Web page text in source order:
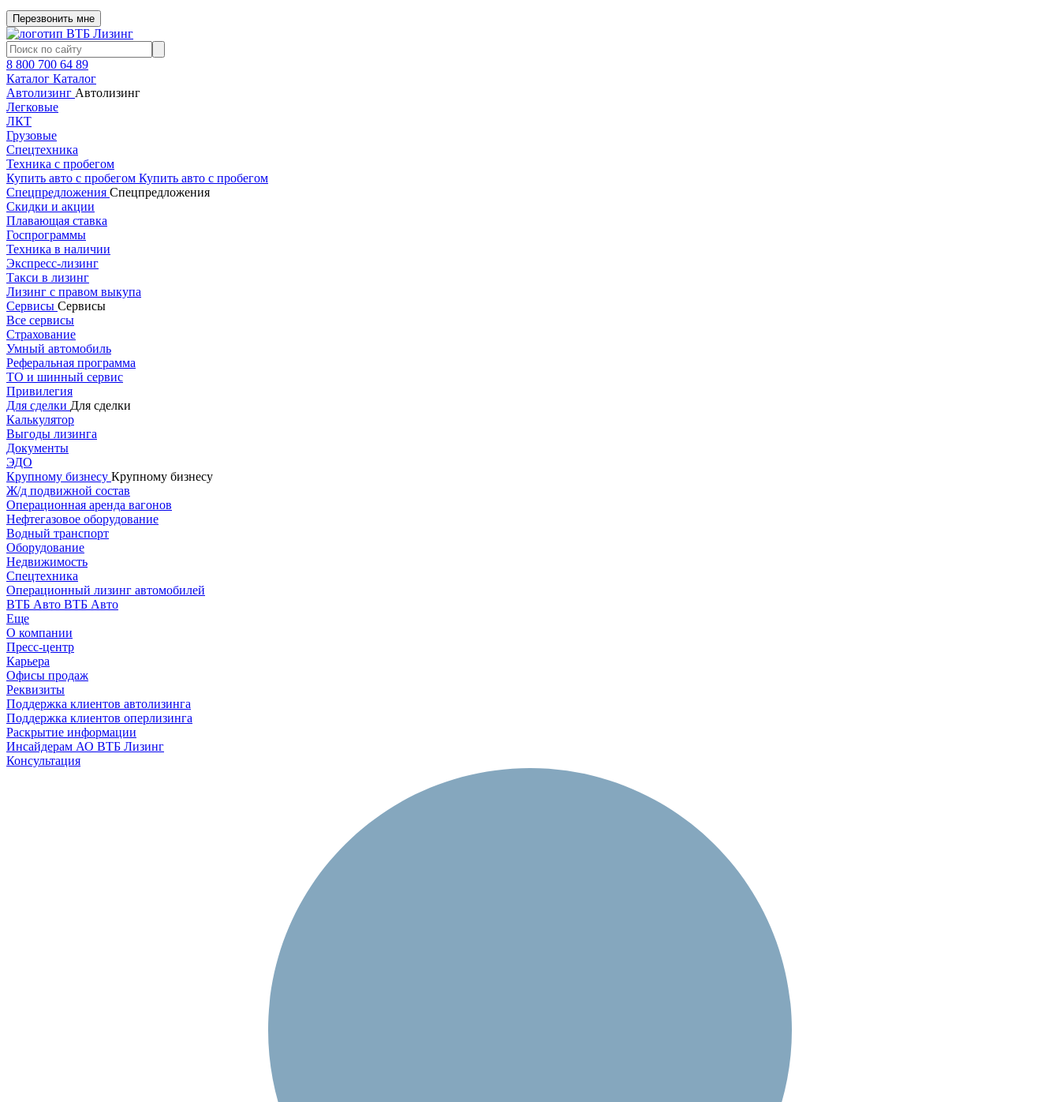
Перезвонить мне
8 800 700 64 89
Каталог Каталог
Автолизинг Автолизинг
Легковые
ЛКТ
Грузовые
Спецтехника
Техника с пробегом
Купить авто с пробегом Купить авто с пробегом
Спецпредложения Спецпредложения
Скидки и акции
Плавающая ставка
Госпрограммы
Техника в наличии
Экспресс-лизинг
Такси в лизинг
Лизинг с правом выкупа
Сервисы Сервисы
Все сервисы
Страхование
Умный автомобиль
Реферальная программа
ТО и шинный сервис
Привилегия
Для сделки Для сделки
Калькулятор
Выгоды лизинга
Документы
ЭДО
Крупному бизнесу Крупному бизнесу
Ж/д подвижной состав
Операционная аренда вагонов
Нефтегазовое оборудование
Водный транспорт
Оборудование
Недвижимость
Спецтехника
Операционный лизинг автомобилей
ВТБ Авто ВТБ Авто
Еще
О компании
Пресс-центр
Карьера
Офисы продаж
Реквизиты
Поддержка клиентов автолизинга
Поддержка клиентов оперлизинга
Раскрытие информации
Инсайдерам АО ВТБ Лизинг
Консультация